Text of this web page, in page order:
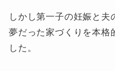
しかし第一子の妊娠と夫
夢だった家づくりを本格
した。